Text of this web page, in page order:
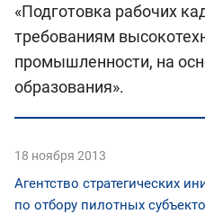
«Подготовка рабочих
требованиям
промышленности, на
образования».
18 ноября 2013
Агентство стратегических
по отбору пилотных